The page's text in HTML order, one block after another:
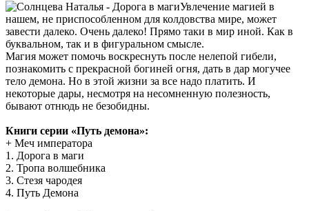
Увлечение магией в
нашем, не приспособленном для колдовства мире, может
завести далеко. Очень далеко! Прямо таки в мир иной. Как в
буквальном, так и в фигуральном смысле.
Магия может помочь воскреснуть после нелепой гибели,
познакомить с прекрасной богиней огня, дать в дар могучее
тело демона. Но в этой жизни за все надо платить. И
некоторые дары, несмотря на несомненную полезность,
бывают отнюдь не безобидны.
Книги серии «Путь демона»:
+ Меч императора
1. Дорога в маги
2. Тропа волшебника
3. Стезя чародея
4. Путь Демона